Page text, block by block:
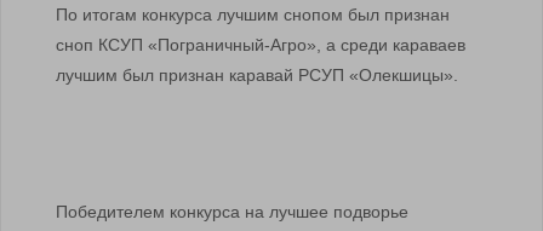
По итогам конкурса лучшим снопом был признан
сноп КСУП «Пограничный-Агро», а среди караваев
лучшим был признан каравай РСУП «Олекшицы».
Победителем конкурса на лучшее подворье